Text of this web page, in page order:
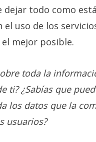
dejar todo como
el uso de los
mejor posible.
toda la
ti? ¿Sabías que
los datos que la
usuarios?